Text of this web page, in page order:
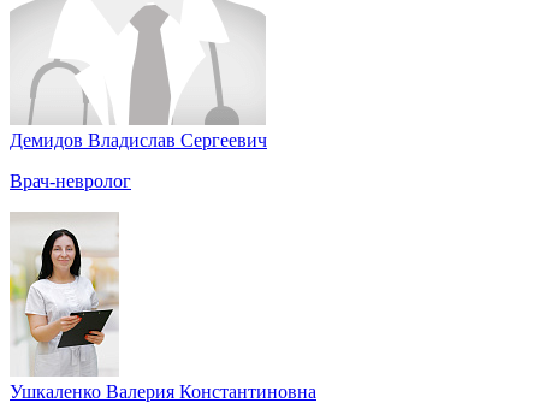
Демидов Владислав Сергеевич
Врач-невролог
Ушкаленко Валерия Константиновна